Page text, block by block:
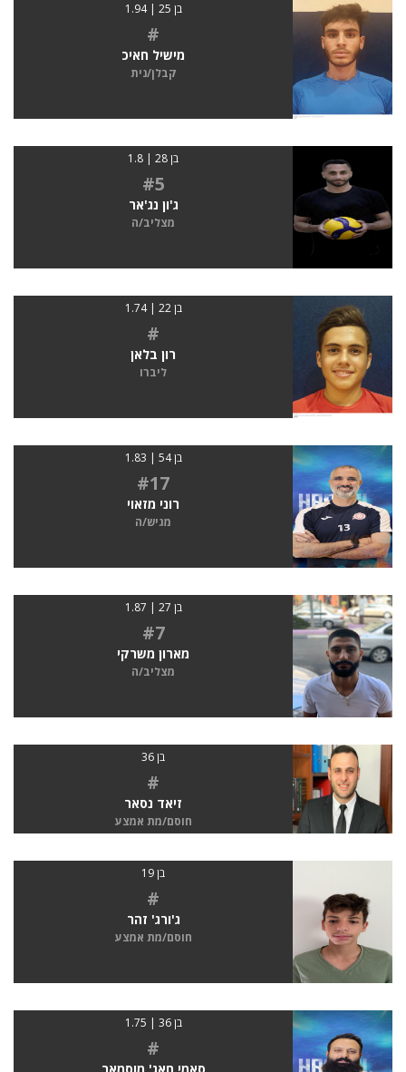
בן 25 | 1.94
#
מישיל חאיכ
קבלן/נית
בן 28 | 1.8
#5
ג'ון נג'אר
מצליב/ה
בן 22 | 1.74
#
רון בלאן
ליברו
בן 54 | 1.83
#17
רוני מזאוי
מגיש/ה
בן 27 | 1.87
#7
מארון משרקי
מצליב/ה
בן 36
#
זיאד נסאר
חוסם/מת אמצע
בן 19
#
ג'ורג' זהר
חוסם/מת אמצע
בן 36 | 1.75
#